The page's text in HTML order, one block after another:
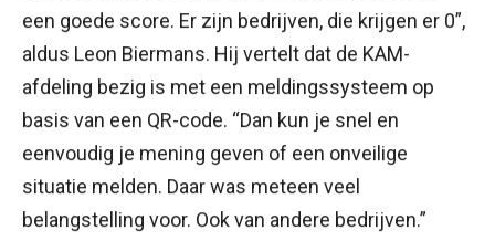
een goede score. Er zijn bedrijven, die krijgen er 0”,
aldus Leon Biermans. Hij vertelt dat de KAM-
afdeling bezig is met een meldingssysteem op
basis van een QR-code. “Dan kun je snel en
eenvoudig je mening geven of een onveilige
situatie melden. Daar was meteen veel
belangstelling voor. Ook van andere bedrijven.”